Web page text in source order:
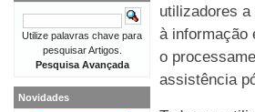
utilizadores
à informação
o
assistência
Utilize palavras chave para
pesquisar Artigos.
Pesquisa Avançada
Novidades